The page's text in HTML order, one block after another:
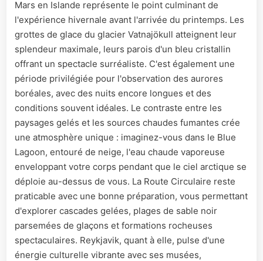
Mars en Islande représente le point culminant de
l'expérience hivernale avant l'arrivée du printemps. Les
grottes de glace du glacier Vatnajökull atteignent leur
splendeur maximale, leurs parois d'un bleu cristallin
offrant un spectacle surréaliste. C'est également une
période privilégiée pour l'observation des aurores
boréales, avec des nuits encore longues et des
conditions souvent idéales. Le contraste entre les
paysages gelés et les sources chaudes fumantes crée
une atmosphère unique : imaginez-vous dans le Blue
Lagoon, entouré de neige, l'eau chaude vaporeuse
enveloppant votre corps pendant que le ciel arctique se
déploie au-dessus de vous. La Route Circulaire reste
praticable avec une bonne préparation, vous permettant
d'explorer cascades gelées, plages de sable noir
parsemées de glaçons et formations rocheuses
spectaculaires. Reykjavik, quant à elle, pulse d'une
énergie culturelle vibrante avec ses musées,